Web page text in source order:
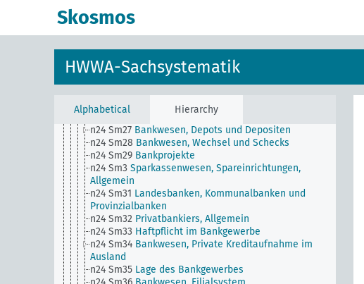
Skosmos
HWWA-Sachsystematik
Alphabetical Hierarchy
n24 Sm21
Kreditwesen
Bankwesen, Arbeitsstundenwert als
n24 Sm25
Arbeiterbanken und Beamtenbanken
n24 Sm27 Bankwesen, Depots und Depositen
n24 Sm28 Bankwesen, Wechsel und Schecks
n24 Sm29 Bankprojekte
n24 Sm3 Sparkassenwesen, Spareinrichtungen,
Allgemein
n24 Sm31 Landesbanken, Kommunalbanken und
Provinzialbanken
n24 Sm32 Privatbankiers, Allgemein
n24 Sm33 Haftpflicht im Bankgewerbe
n24 Sm34 Bankwesen, Private Kreditaufnahme im
Ausland
n24 Sm35 Lage des Bankgewerbes